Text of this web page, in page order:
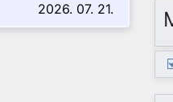
2026. 07. 21.